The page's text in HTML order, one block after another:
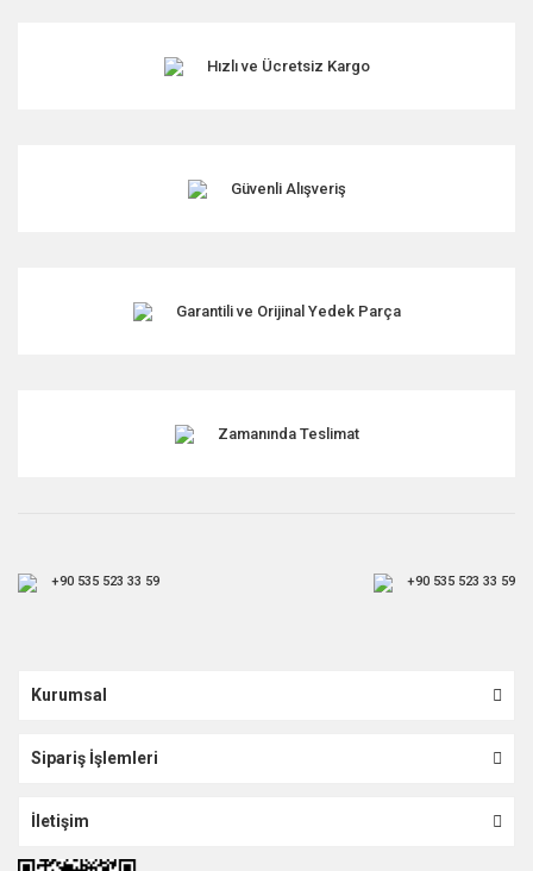
Ürün resmi kalitesiz, bozuk veya görüntülenemiyor.
Ürün fiyatı diğer sitelerden daha pahalı.
Hızlı ve Ücretsiz Kargo
Güvenli Alışveriş
Garantili ve Orijinal Yedek Parça
Zamanında Teslimat
+90 535 523 33 59 +90 535 523 33 59
Kurumsal
Sipariş İşlemleri
İletişim